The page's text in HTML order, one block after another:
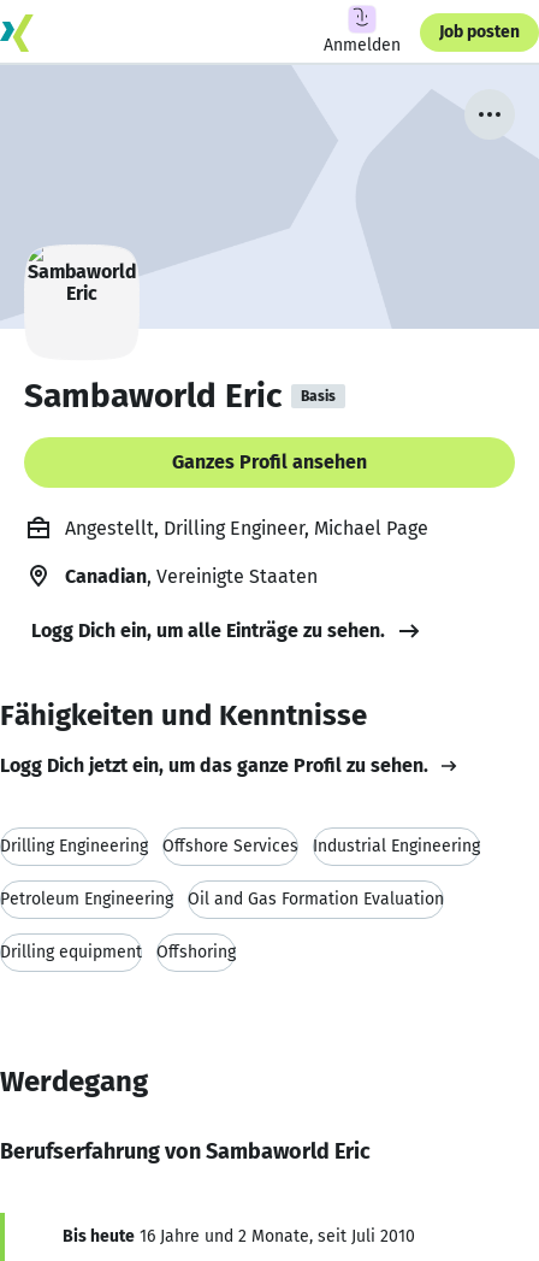
Anmelden
Job posten
Sambaworld Eric Basis
Ganzes Profil ansehen
Angestellt, Drilling Engineer, Michael Page
Canadian, Vereinigte Staaten
Logg Dich ein, um alle Einträge zu sehen.
Fähigkeiten und Kenntnisse
Logg Dich jetzt ein, um das ganze Profil zu sehen.
Drilling Engineering Offshore Services Industrial Engineering
Petroleum Engineering Oil and Gas Formation Evaluation
Drilling equipment Offshoring
Werdegang
Berufserfahrung von Sambaworld Eric
Bis heute 16 Jahre und 2 Monate, seit Juli 2010